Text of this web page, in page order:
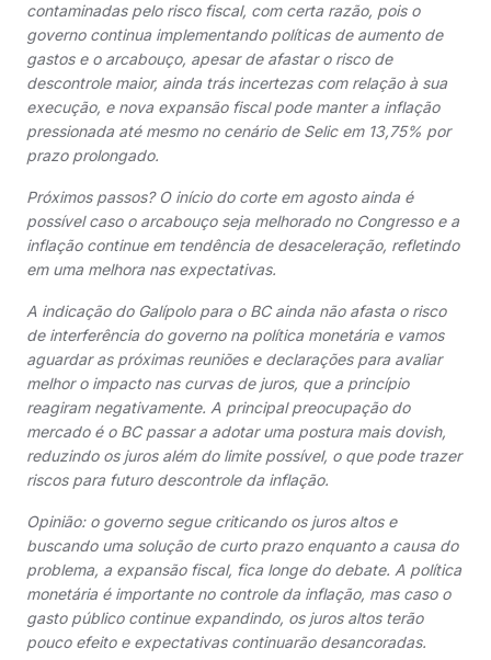
contaminadas pelo risco fiscal, com certa razão, pois o
governo continua implementando políticas de aumento de
gastos e o arcabouço, apesar de afastar o risco de
descontrole maior, ainda trás incertezas com relação à sua
execução, e nova expansão fiscal pode manter a inflação
pressionada até mesmo no cenário de Selic em 13,75% por
prazo prolongado.
Próximos passos? O início do corte em agosto ainda é
possível caso o arcabouço seja melhorado no Congresso e a
inflação continue em tendência de desaceleração, refletindo
em uma melhora nas expectativas.
A indicação do Galípolo para o BC ainda não afasta o risco
de interferência do governo na política monetária e vamos
aguardar as próximas reuniões e declarações para avaliar
melhor o impacto nas curvas de juros, que a princípio
reagiram negativamente. A principal preocupação do
mercado é o BC passar a adotar uma postura mais dovish,
reduzindo os juros além do limite possível, o que pode trazer
riscos para futuro descontrole da inflação.
Opinião: o governo segue criticando os juros altos e
buscando uma solução de curto prazo enquanto a causa do
problema, a expansão fiscal, fica longe do debate. A política
monetária é importante no controle da inflação, mas caso o
gasto público continue expandindo, os juros altos terão
pouco efeito e expectativas continuarão desancoradas.